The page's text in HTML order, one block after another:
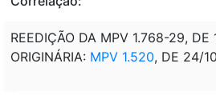
REEDIÇÃO DA MPV 1.768-29, DE
ORIGINÁRIA: MPV 1.520, DE 24/